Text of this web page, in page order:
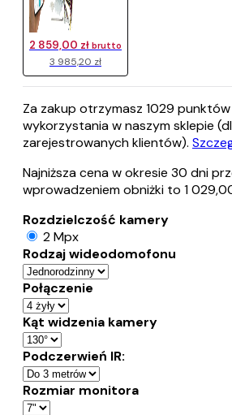
3 985,20 zł
2 859,00 zł brutto
Za zakup otrzymasz 1029
wykorzystania w naszym sklepie
zarejestrowanych klientów).
Najniższa cena w okresie 30 dni
wprowadzeniem obniżki to 1
Rozdzielczość kamery
2 Mpx
Rodzaj wideodomofonu
Połączenie
Kąt widzenia kamery
Podczerwień IR:
Rozmiar monitora